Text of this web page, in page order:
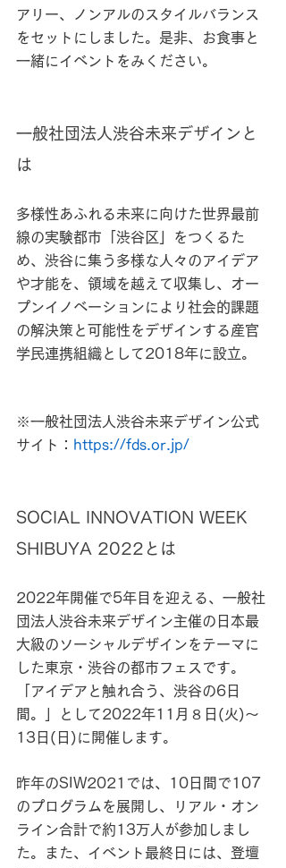
アリー、ノンアルのスタイルバランス
をセットにしました。是非、お食事と
一緒にイベントをみください。
一般社団法人渋谷未来デザインと
は
多様性あふれる未来に向けた世界最前
線の実験都市「渋谷区」をつくるた
め、渋谷に集う多様な人々のアイデア
や才能を、領域を越えて収集し、オー
プンイノベーションにより社会的課題
の解決策と可能性をデザインする産官
学民連携組織として2018年に設立。
※一般社団法人渋谷未来デザイン公式
サイト： https://fds.or.jp/
SOCIAL INNOVATION WEEK
SHIBUYA 2022とは
2022年開催で5年目を迎える、一般社
団法人渋谷未来デザイン主催の日本最
大級のソーシャルデザインをテーマに
した東京・渋谷の都市フェスです。
「アイデアと触れ合う、渋谷の6日
間。」として2022年11月８日(火)〜
13日(日)に開催します。
昨年のSIW2021では、10日間で107
のプログラムを展開し、リアル・オン
ライン合計で約13万人が参加しまし
た。また、イベント最終日には、登壇